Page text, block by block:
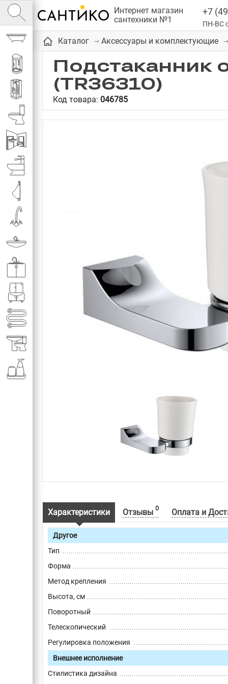
Интернет магазин
сантехники №1
+7
ПН-ВС
Ванны
Душевые кабины
Душевые
Кухонные мойки
Мебель для ванной комнаты
Полотенце­сушители
Каталог Аксессуары и комплектующие
Подстаканник
(TR36310)
Код товара: 046785
Характеристики Отзывы 0 Оплата и
Другое
Тип
Форма
Метод крепления
Высота, см
Поворотный
Телескопический
Регулировка положения
Внешнее исполнение
Стилистика дизайна